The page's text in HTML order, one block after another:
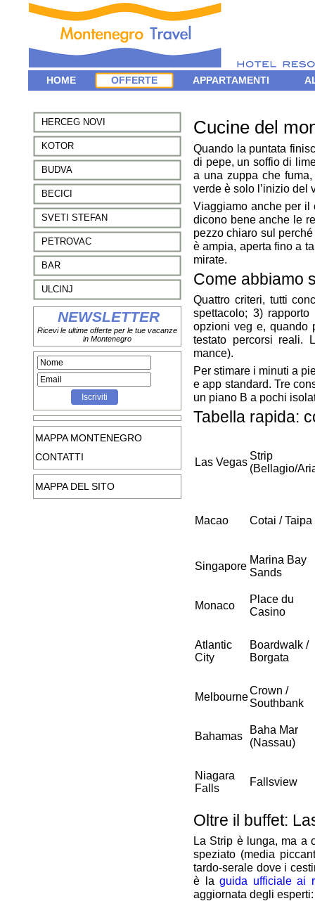
HOME OFFERTE APPARTAMENTI
HERCEG NOVI
KOTOR
BUDVA
BECICI
SVETI STEFAN
PETROVAC
BAR
ULCINJ
NEWSLETTER
Ricevi le ultime offerte per le tue vacanze
in Montenegro
MAPPA MONTENEGRO
CONTATTI
MAPPA DEL SITO
Cucine del
Quando la puntata
di pepe, un soffio di
a una zuppa che
verde è solo l’inizio del
Viaggiamo anche per il
dicono bene anche le
pezzo chiaro sul perché
è ampia, aperta fino a
mirate.
Come abbiamo
Quattro criteri, tutti
spettacolo; 3)
opzioni veg e, quando
testato percorsi reali.
mance).
Per stimare i minuti a
e app standard. Tre
un piano B a pochi
Tabella rapida:
Las Vegas
Strip
(Bellagio/
Macao Cotai / Taipa
Singapore
Marina Bay
Sands
Monaco
Place du
Casino
Atlantic
City
Boardwalk /
Borgata
Melbourne
Crown /
Southbank
Bahamas
Baha Mar
(Nassau)
Niagara
Falls
Fallsview
Oltre il buffet:
La Strip è lunga, ma a
speziato (media
tardo‑serale dove i
è laguida ufficiale ai
aggiornata degli